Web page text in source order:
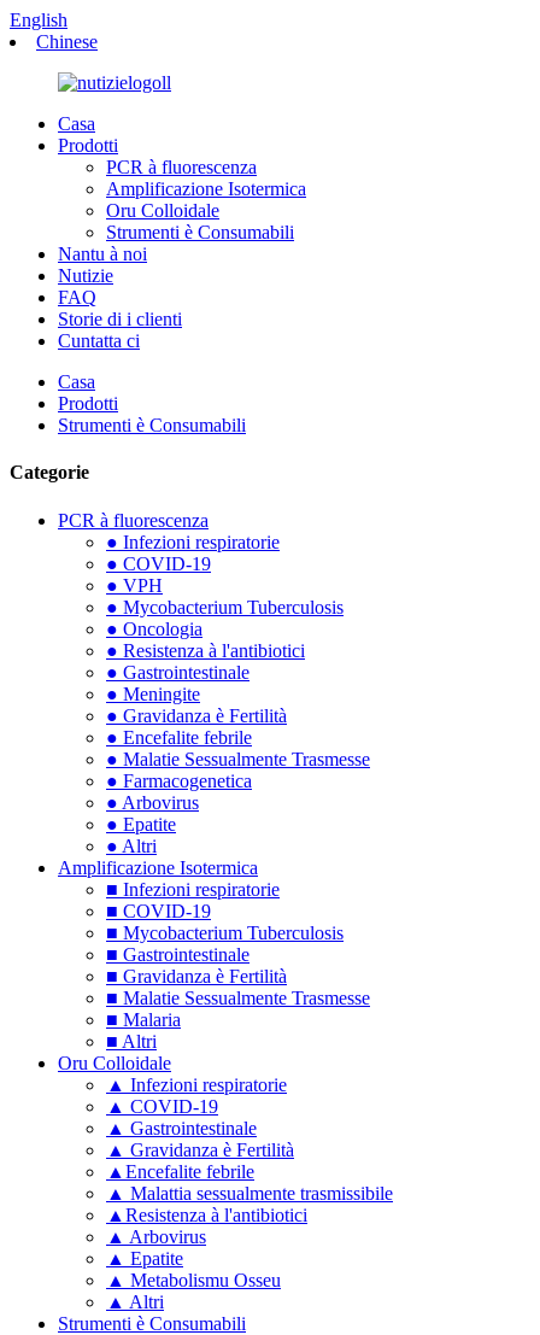
English
Chinese
Casa
Prodotti
PCR à fluorescenza
Amplificazione Isotermica
Oru Colloidale
Strumenti è Consumabili
Nantu à noi
Nutizie
FAQ
Storie di i clienti
Cuntatta ci
Casa
Prodotti
Strumenti è Consumabili
Categorie
PCR à fluorescenza
● Infezioni respiratorie
● COVID-19
● VPH
● Mycobacterium Tuberculosis
● Oncologia
● Resistenza à l'antibiotici
● Gastrointestinale
● Meningite
● Gravidanza è Fertilità
● Encefalite febrile
● Malatie Sessualmente Trasmesse
● Farmacogenetica
● Arbovirus
● Epatite
● Altri
Amplificazione Isotermica
■ Infezioni respiratorie
■ COVID-19
■ Mycobacterium Tuberculosis
■ Gastrointestinale
■ Gravidanza è Fertilità
■ Malatie Sessualmente Trasmesse
■ Malaria
■ Altri
Oru Colloidale
▲ Infezioni respiratorie
▲ COVID-19
▲ Gastrointestinale
▲ Gravidanza è Fertilità
▲Encefalite febrile
▲ Malattia sessualmente trasmissibile
▲Resistenza à l'antibiotici
▲ Arbovirus
▲ Epatite
▲ Metabolismu Osseu
▲ Altri
Strumenti è Consumabili